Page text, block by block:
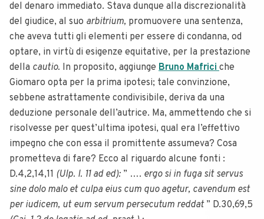
del denaro immediato. Stava dunque alla discrezionalità
del giudice, al suo arbitrium, promuovere una sentenza,
che aveva tutti gli elementi per essere di condanna, od
optare, in virtù di esigenze equitative, per la prestazione
della cautio. In proposito, aggiunge Bruno Mafriciche
Giomaro opta per la prima ipotesi; tale convinzione,
sebbene astrattamente condivisibile, deriva da una
deduzione personale dell’autrice. Ma, ammettendo che si
risolvesse per quest’ultima ipotesi, qual era l’effettivo
impegno che con essa il promittente assumeva? Cosa
prometteva di fare? Ecco al riguardo alcune fonti :
D.4,2,14,11 (Ulp. l. 11 ad ed): ” …. ergo si in fuga sit servus
sine dolo malo et culpa eius cum quo agetur, cavendum est
per iudicem, ut eum servum persecutum reddat ” D.30,69,5